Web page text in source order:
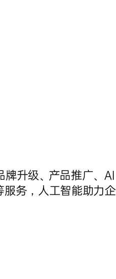
牌升级、产品推广、AI
服务，人工智能助力企